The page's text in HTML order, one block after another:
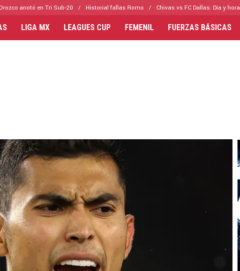
anotó en Tri Sub-20 Historial fallas Romo Chivas vs FC Dallas: Día y hora
LIGA MX LEAGUES CUP FEMENIL FUERZAS BÁSICAS